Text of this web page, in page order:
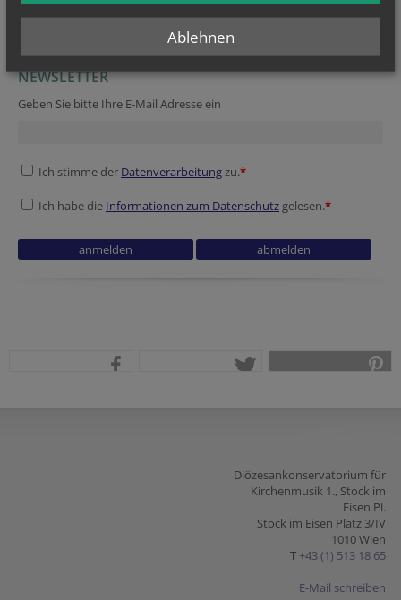
Fr.., 04. Juni 2027 17:00
Lange Nacht der Kirchen im DKK
Website
Reference
Tracking ID
Website
NEWSLETTER
Geben Sie bitte Ihre E-Mail Adresse ein
Ich stimme der Datenverarbeitungzu.*
Ich habe die Informationen zum Datenschutz gelesen.*
Diözesankonservatorium für
Kirchenmusik 1., Stock im
Eisen Pl.
Stock im Eisen Platz 3/IV
1010 Wien
T +43 (1) 513 18 65
E-Mail schreiben
Ablehnen